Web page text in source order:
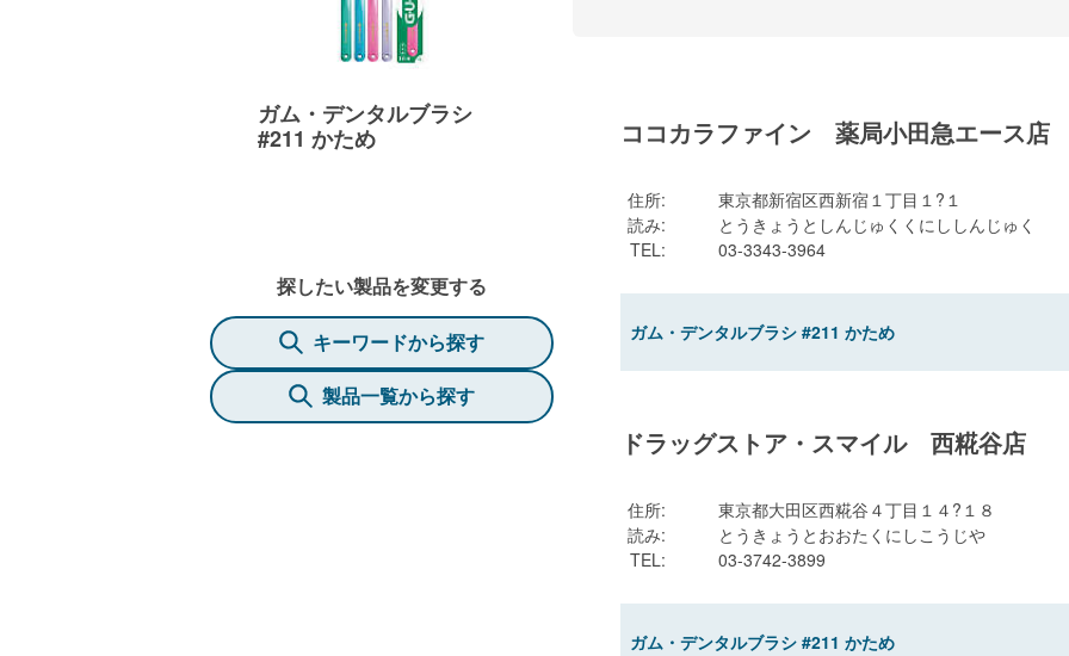
ガム・デンタルブラシ
#211 かため
探したい製品を変更する
キーワードから探す
製品一覧から探す
ココカラファイン 薬局小田急エース店
住所:
東京都新宿区西新宿１丁目１?１
読み:
とうきょうとしんじゅくくにししんじゅく
TEL: 03-3343-3964
ガム・デンタルブラシ #211 かため
ドラッグストア・スマイル 西糀谷店
住所:
東京都大田区西糀谷４丁目１４?１８
読み:
とうきょうとおおたくにしこうじや
TEL: 03-3742-3899
ガム・デンタルブラシ #211 かため